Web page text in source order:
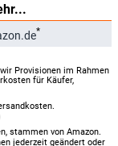
*
Provisionen im Rahmen
für Käufer,
stammen von Amazon.
jederzeit geändert oder